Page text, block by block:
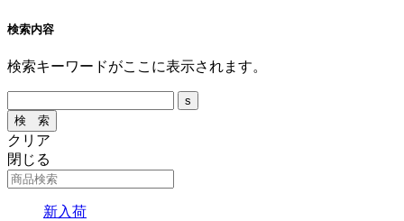
検索内容
検索キーワードがここに表示されます。
クリア
閉じる
新入荷